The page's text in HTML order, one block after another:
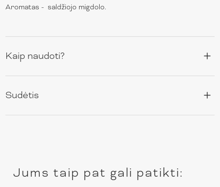
Aromatas - saldžiojo migdolo.
Kaip naudoti?
Sudėtis
Jums taip pat gali patikti: